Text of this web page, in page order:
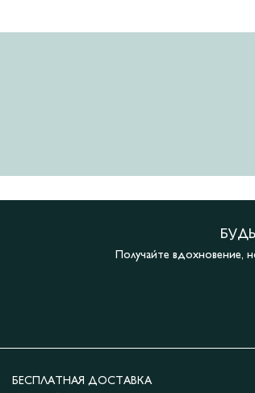
Получайте вдохновение,
БЕСПЛАТНАЯ ДОСТАВКА